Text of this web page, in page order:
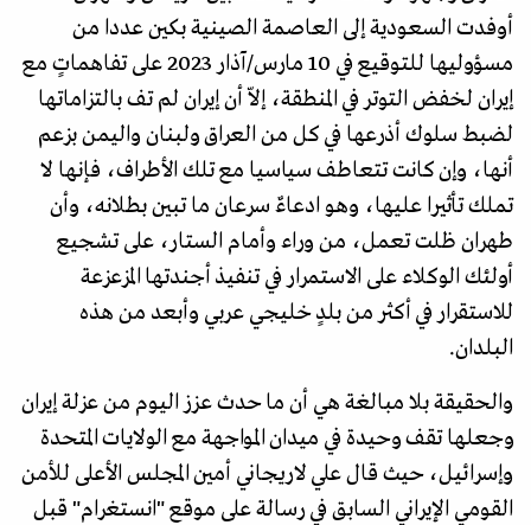
أوفدت السعودية إلى العاصمة الصينية بكين عددا من
مسؤوليها للتوقيع في 10 مارس/آذار 2023 على تفاهماتٍ مع
إيران لخفض التوتر في المنطقة، إلاّ أن إيران لم تف بالتزاماتها
لضبط سلوك أذرعها في كل من العراق ولبنان واليمن بزعم
أنها، وإن كانت تتعاطف سياسيا مع تلك الأطراف، فإنها لا
تملك تأثيرا عليها، وهو ادعاءٌ سرعان ما تبين بطلانه، وأن
طهران ظلت تعمل، من وراء وأمام الستار، على تشجيع
أولئك الوكلاء على الاستمرار في تنفيذ أجندتها المزعزعة
للاستقرار في أكثر من بلدٍ خليجي عربي وأبعد من هذه
البلدان.
والحقيقة بلا مبالغة هي أن ما حدث عزز اليوم من عزلة إيران
وجعلها تقف وحيدة في ميدان المواجهة مع الولايات المتحدة
وإسرائيل، حيث قال علي لاريجاني أمين المجلس الأعلى للأمن
القومي الإيراني السابق في رسالة على موقع "انستغرام" قبل